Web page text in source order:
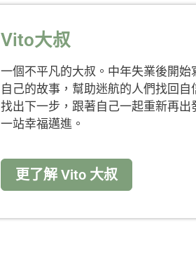
Vito大叔
一個不平凡的大叔。中年失業後開始
自己的故事，幫助迷航的人們找回自
找出下一步，跟著自己一起重新再出
一站幸福邁進。
更了解 Vito 大叔